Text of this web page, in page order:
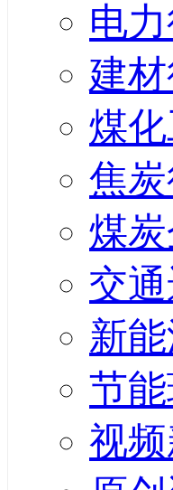
电
建
煤
焦
煤
交
新
节
视频